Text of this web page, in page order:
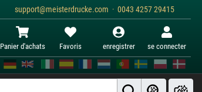
support@meisterdrucke.com · 0043 4257 29415
Panier d'achats Favoris enregistrer se connecter